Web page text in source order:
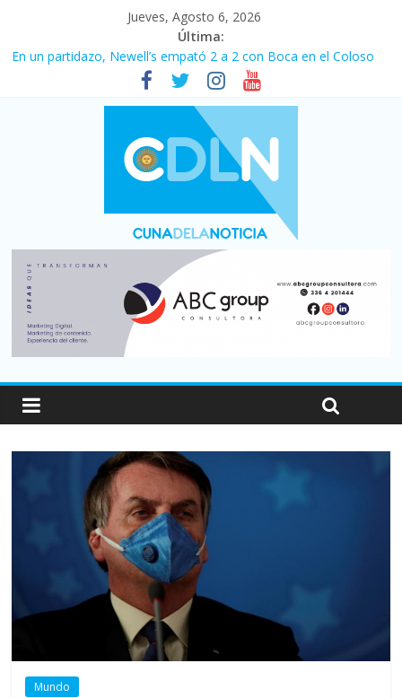
Jueves, Agosto 6, 2026
Última:
En un partidazo, Newell’s empató 2 a 2 con Boca en el Coloso
Vacaciones de invierno con más movimiento y consumo
turístico: 4,6 millones de personas viajaron por el país, un 5,9%
Fuerte caída de la venta de autos usados en julio: bajó un 12,6%
Central venció 1 a 0 al River de Coudet en el Monumental
Pullaro mejora sus relaciones con el Gobierno nacional
Mundo